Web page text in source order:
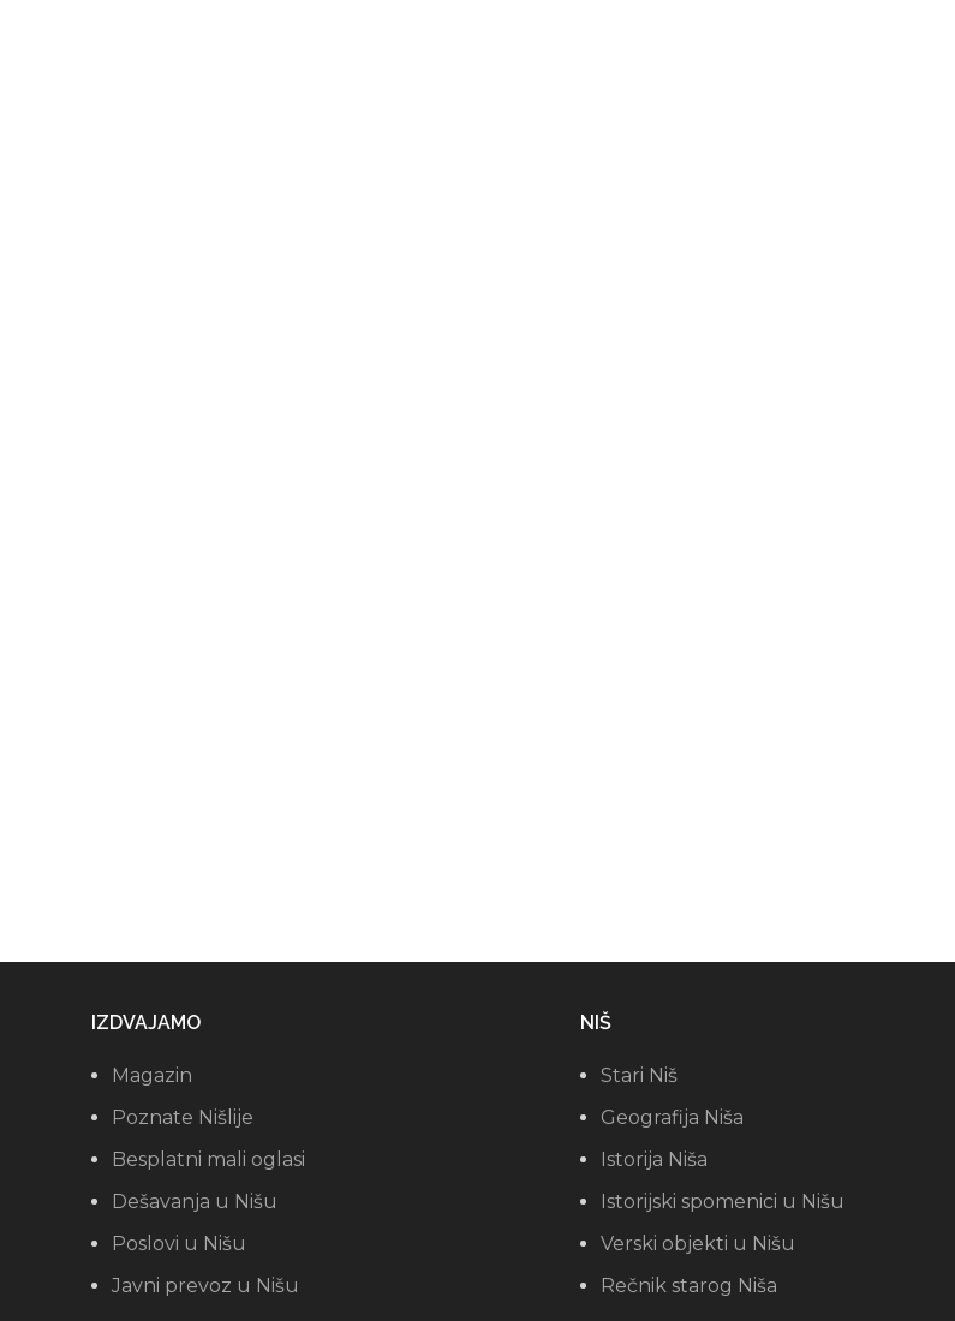
IZDVAJAMO
Magazin
Poznate Nišlije
Besplatni mali oglasi
Dešavanja u Nišu
Poslovi u Nišu
Javni prevoz u Nišu
NIŠ
Stari Niš
Geografija Niša
Istorija Niša
Istorijski spomenici u Nišu
Verski objekti u Nišu
Rečnik starog Niša